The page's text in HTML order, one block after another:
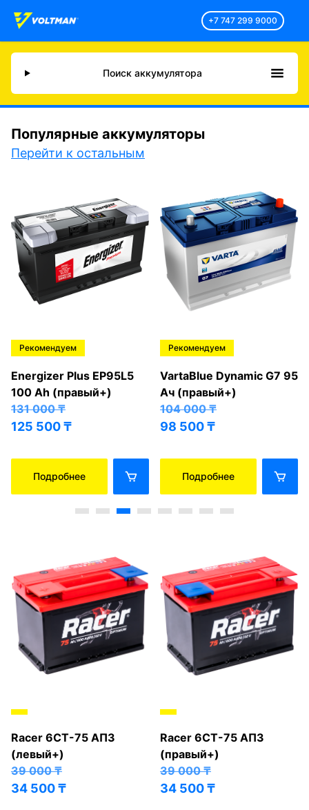
+7 747 299 9000
Поиск аккумулятора
Популярные аккумуляторы
Перейти к остальным
Рекомендуем
Energizer Plus EP95L5
100 Ah (правый+)
131 000₸
125 500₸
Подробнее
Рекомендуем
VartaBlue Dynamic G7 95
Ач (правый+)
104 000₸
98 500₸
Подробнее
Racer 6СТ-75 АПЗ
(левый+)
39 000₸
34 500₸
Racer 6СТ-75 АПЗ
(правый+)
39 000₸
34 500₸